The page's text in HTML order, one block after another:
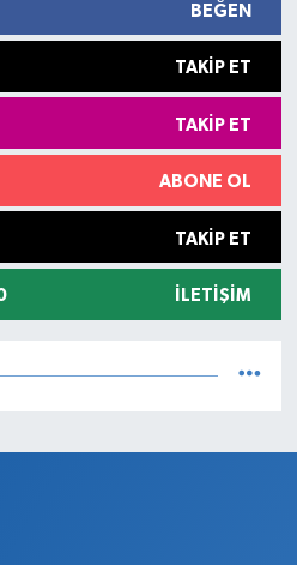
İtalya yarışı heyecanı yaşanacak.
BEĞEN
TAKIP ET
TAKIP ET
ABONE OL
TAKIP ET
İLETIŞIM